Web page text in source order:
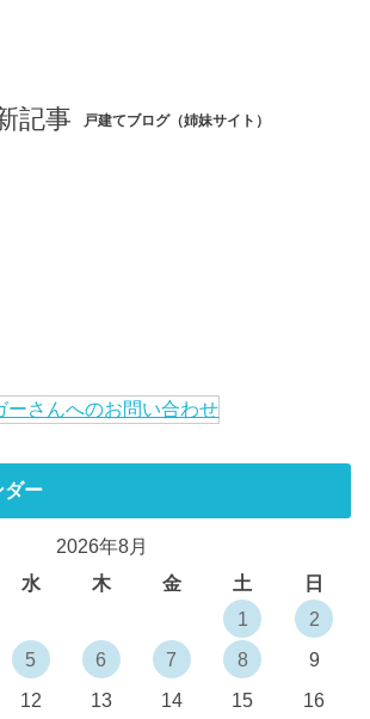
記事 戸建てブログ（姉妹サイト）
ダー
2026年8月
水 木 金 土
日
1
2
5 6 7 8
9
12 13 14 15
16